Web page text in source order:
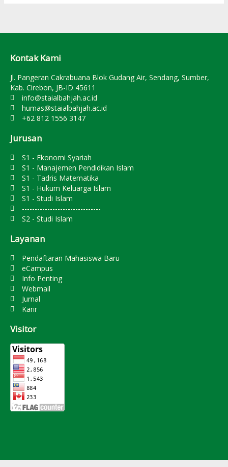
Kontak Kami
Jl. Pangeran Cakrabuana Blok Gudang Air, Sendang, Sumber,
Kab. Cirebon, JB-ID 45611
info@staialbahjah.ac.id
humas@staialbahjah.ac.id
+62 812 1556 3147
Jurusan
S1 - Ekonomi Syariah
S1 - Manajemen Pendidikan Islam
S1 - Tadris Matematika
S1 - Hukum Keluarga Islam
S1 - Studi Islam
-------------------------------
S2 - Studi Islam
Layanan
Pendaftaran Mahasiswa Baru
eCampus
Info Penting
Webmail
Jurnal
Karir
Visitor